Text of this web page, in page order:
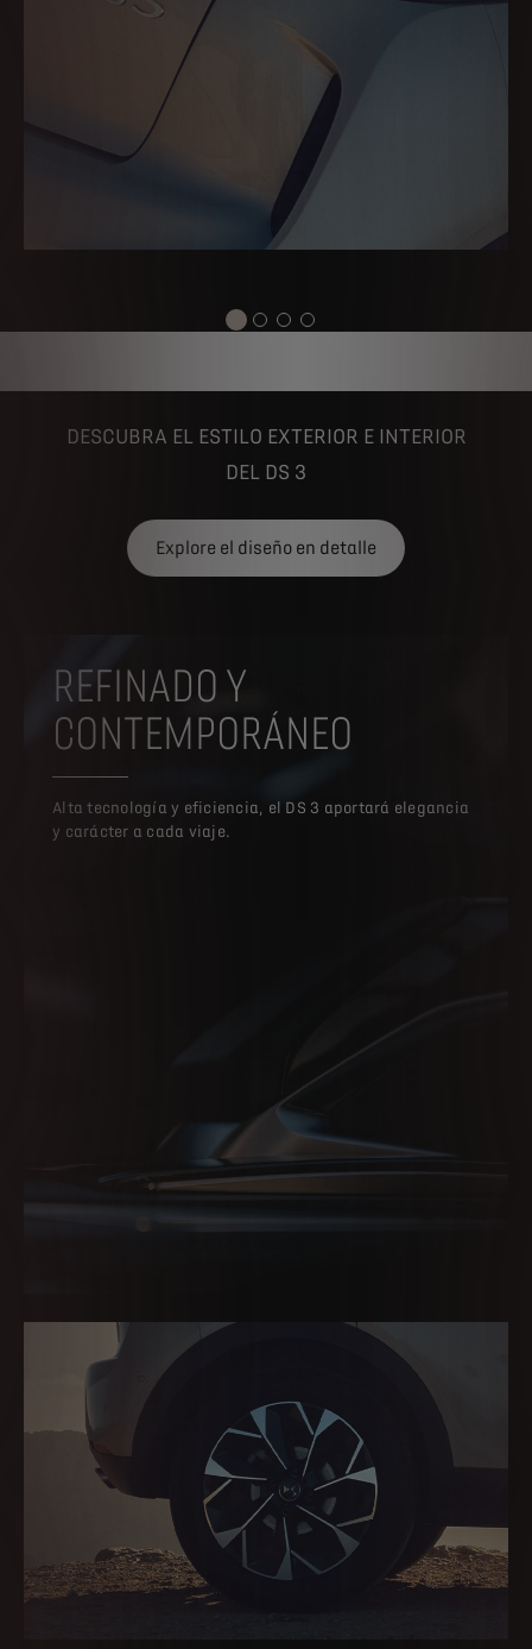
DESCUBRA EL ESTILO EXTERIOR E INTERIOR
DEL DS 3
Explore el diseño en detalle
REFINADO Y
CONTEMPORÁNEO
Alta tecnología y eficiencia, el DS 3 aportará elegancia
y carácter a cada viaje.